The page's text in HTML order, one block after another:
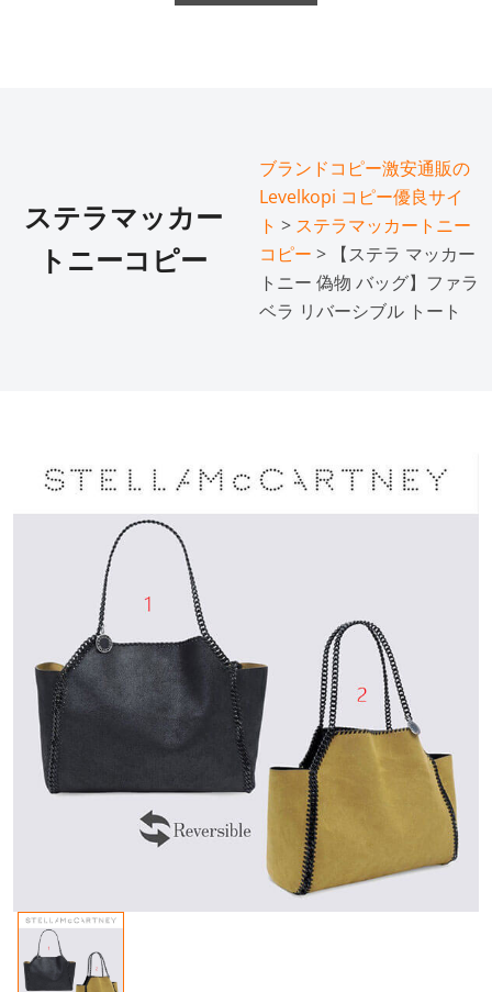
ステラマッカー
トニーコピー
ブランドコピー激安通販の
Levelkopi コピー優良サイ
ト > ステラマッカートニー
コピー > 【ステラ マッカー
トニー 偽物 バッグ】ファラ
ベラ リバーシブル トート